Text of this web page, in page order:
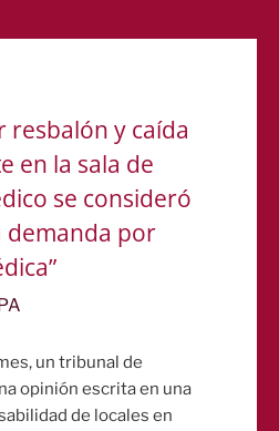
resbalón y caída
en la sala de
se consideró
demanda por
un tribunal de
opinión escrita en una
de locales en